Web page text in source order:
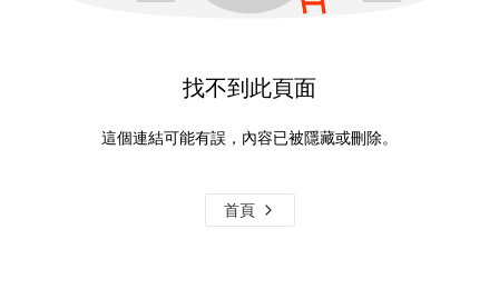
找不到此頁面
這個連結可能有誤，內容已被隱藏或刪除。
首頁